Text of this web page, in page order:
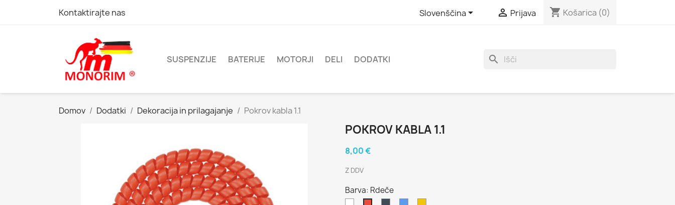
Kontaktirajte nas Slovenščina  Prijava shopping_cart Košarica (0)
SUSPENZIJE BATERIJE MOTORJI DELI DODATKI search
Domov Dodatki Dekoracija in prilagajanje Pokrov kabla 1.1
POKROV KABLA 1.1
8,00 €
Z DDV
Barva: Rdeče